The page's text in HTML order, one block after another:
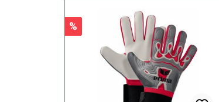
Rabatt
%